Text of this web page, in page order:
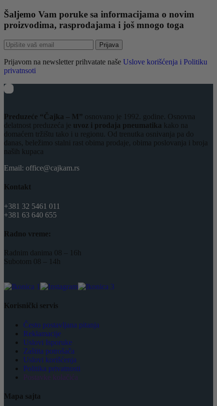
Šaljemo Vam poruke sa informacijama o novim
proizvodima, rasprodajama i još mnogo toga
Prijava
Prijavom na newsletter prihvatate naše Uslove korišćenja i Politiku
privatnsoti
Preduzeće “Čajka – M” osnovano je 1992. godine. Osnovna
delatnost preduzeća je uvoz i prodaja pneumatika kako na
domaćem tržištu tako i u regionu. Od trenutka osnivanja pa do
danas, beležimo stalni rast obima prodaje, obima poslovanja i broja
naših kupaca
Email: office@cajkam.rs
Kontakt
+381 32 5461 011
+381 63 640 655
Radno vreme:
Radnim danima 08 – 16h
Subotom 08 – 14h
Korisnički servis
Često postavljana pitanja
Reklamacije
Uslovi Isporuke
Zaštita potrošača
Uslovi korišćenja
Politika privatnosti
Postavke kolačića
Mapa sajta